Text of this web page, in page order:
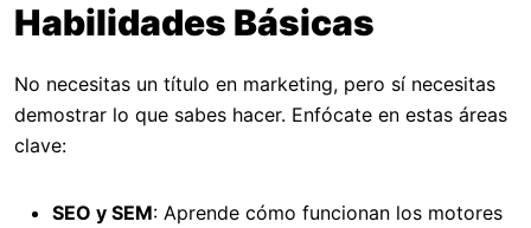
Habilidades Básicas
No necesitas un título en marketing, pero sí necesitas
demostrar lo que sabes hacer. Enfócate en estas áreas
clave:
SEO y SEM: Aprende cómo funcionan los motores